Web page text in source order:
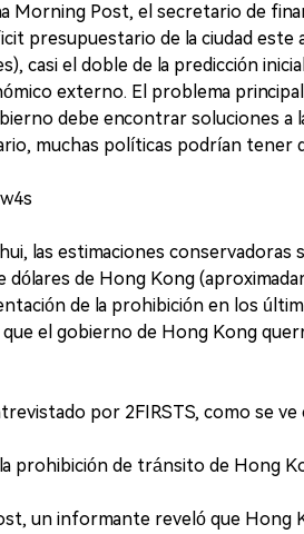
Morning Post, el secretario de
presupuestario de la ciudad este
casi el doble de la predicción
externo. El problema
debe encontrar soluciones a
muchas políticas podrían tener
las estimaciones
dólares de Hong Kong
de la prohibición en los
el gobierno de Hong Kong
por 2FIRSTS, como se ve
prohibición de tránsito de Hong
un informante reveló que Hong